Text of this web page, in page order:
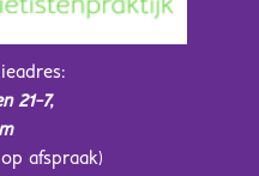
21-7,
afspraak)